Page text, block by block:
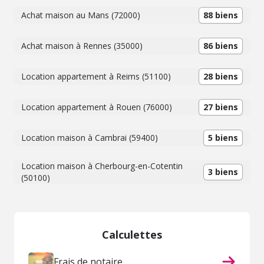
Achat maison au Mans (72000) 88 biens
Achat maison à Rennes (35000) 86 biens
Location appartement à Reims (51100) 28 biens
Location appartement à Rouen (76000) 27 biens
Location maison à Cambrai (59400) 5 biens
Location maison à Cherbourg-en-Cotentin
(50100)
3 biens
Calculettes